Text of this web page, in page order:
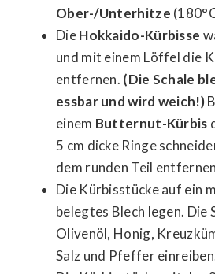
Ober-/Unterhitze
DieHokkaido-Kürbisse
und mit einem Löffel die
entfernen. (Die Schale
essbar und wird weich!)
einem Butternut-Kürbis
5 cm dicke Ringe
dem runden Teil
Die Kürbisstücke auf ein
belegtes Blech legen.
Olivenöl, Honig,
Salz und Pfeffer